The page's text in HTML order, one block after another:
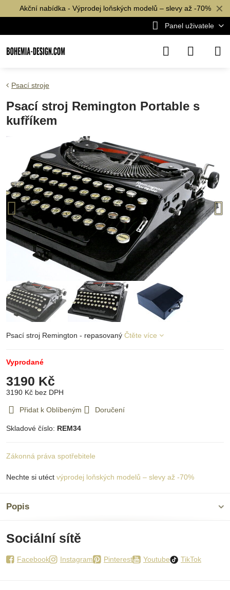
✕
Akční nabídka - Výprodej loňských modelů – slevy až -70%
Panel uživatele
Psací stroje
Psací stroj Remington Portable s
kufříkem
Psací stroj Remington - repasovaný Čtěte více
Vyprodané
3190 Kč
3190 Kč bez DPH
Přidat k Oblíbeným Doručení
Skladové číslo: REM34
Zákonná práva spotřebitele
Nechte si utéct výprodej loňských modelů – slevy až -70%
Popis
Sociální sítě
Facebook Instagram Pinterest Youtube TikTok